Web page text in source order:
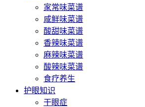
家常味菜谱
咸鲜味菜谱
酸甜味菜谱
香辣味菜谱
麻辣味菜谱
酸辣味菜谱
食疗养生
护眼知识
干眼症